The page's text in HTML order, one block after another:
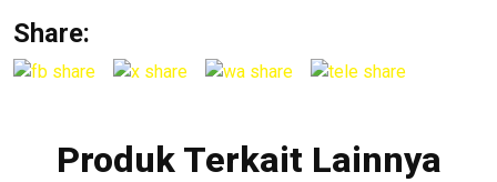
Share:
Produk Terkait Lainnya